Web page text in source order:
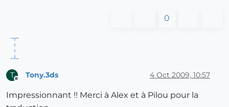
0
T Tony.3ds 4 Oct 2009, 10:57
Impressionnant !! Merci à Alex et à Pilou pour la